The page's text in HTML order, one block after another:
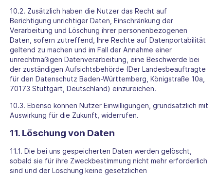
10.2. Zusätzlich haben die Nutzer das Recht auf
Berichtigung unrichtiger Daten, Einschränkung der
Verarbeitung und Löschung ihrer personenbezogenen
Daten, sofern zutreffend, Ihre Rechte auf Datenportabilität
geltend zu machen und im Fall der Annahme einer
unrechtmäßigen Datenverarbeitung, eine Beschwerde bei
der zuständigen Aufsichtsbehörde (Der Landesbeauftragte
für den Datenschutz Baden-Württemberg, Königstraße 10a,
70173 Stuttgart, Deutschland) einzureichen.
10.3. Ebenso können Nutzer Einwilligungen, grundsätzlich mit
Auswirkung für die Zukunft, widerrufen.
11. Löschung von Daten
11.1. Die bei uns gespeicherten Daten werden gelöscht,
sobald sie für ihre Zweckbestimmung nicht mehr erforderlich
sind und der Löschung keine gesetzlichen